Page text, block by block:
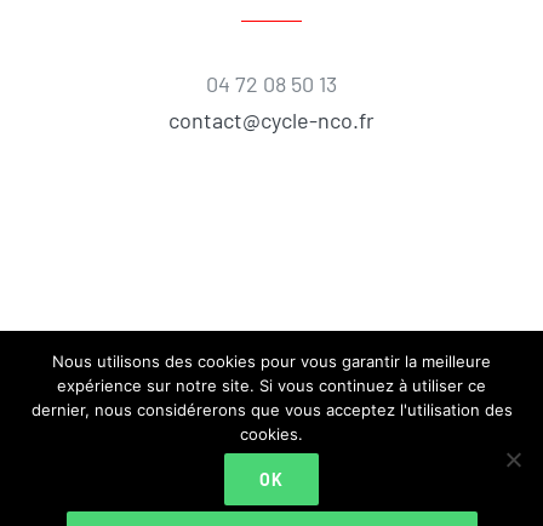
04 72 08 50 13
contact@cycle-nco.fr
© Copyright 2018 |CYCLE N'CO
Nous utilisons des cookies pour vous garantir la meilleure
expérience sur notre site. Si vous continuez à utiliser ce
dernier, nous considérerons que vous acceptez l'utilisation des
cookies.
OK